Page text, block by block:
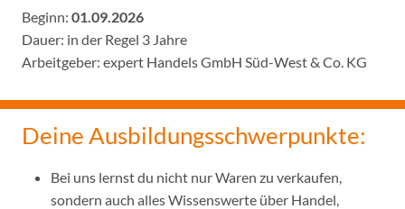
Beginn: 01.09.2026
Dauer: in der Regel 3 Jahre
Arbeitgeber: expert Handels GmbH Süd-West & Co. KG
Deine Ausbildungsschwerpunkte:
Bei uns lernst du nicht nur Waren zu verkaufen,
sondern auch alles Wissenswerte über Handel,